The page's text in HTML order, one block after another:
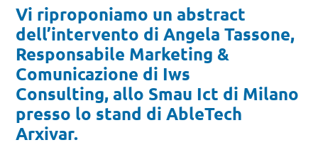
Vi riproponiamo un abstract
dell’intervento di Angela Tassone,
Responsabile Marketing &
Comunicazione di Iws
Consulting, allo Smau Ict di Milano
presso lo stand di AbleTech
Arxivar.